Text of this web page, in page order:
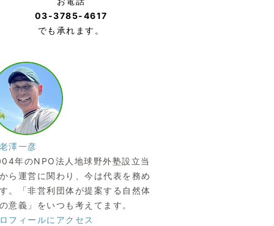
03-3785-4617
でも承れます。
澤一彦
年のNPO法人地球野外塾設立当
ら運営に関わり、今は代表を務め
。「非営利団体が提案する自然体
意義」をいつも考えてます。
フィールにアクセス